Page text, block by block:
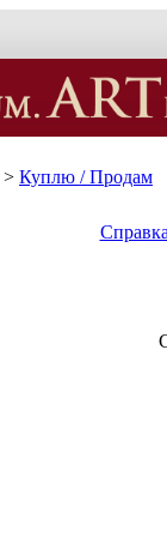
> Куплю / Продам
Справка